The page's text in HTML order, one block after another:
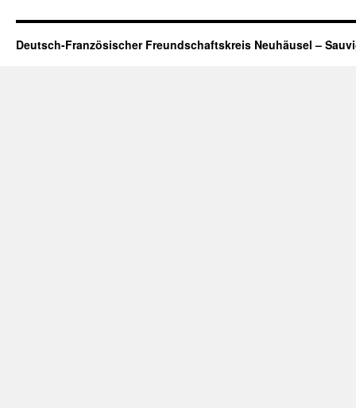
Deutsch-Französischer Freundschaftskreis Neuhäusel –